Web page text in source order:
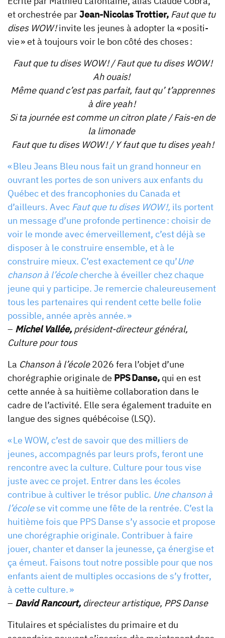
et orchestrée parJean-Nicolas Trottier, Faut que tu
dises WOW !invite les jeunes à adopter la « positi-
vie » et à toujours voir le bon côté des choses :
Faut que tu dises WOW ! / Faut que tu dises WOW !
Ah ouais!
Même quand c’est pas parfait, faut qu’ t’apprennes
à dire yeah !
Si ta journée est comme un citron plate / Fais-en de
la limonade
Faut que tu dises WOW ! / Y faut que tu dises yeah !
« Bleu Jeans Bleu nous fait un grand honneur en
ouvrant les portes de son univers aux enfants du
Québec et des francophonies du Canada et
d’ailleurs. Avec Faut que tu dises WOW !, ils portent
un message d’une profonde pertinence : choisir de
voir le monde avec émerveillement, c’est déjà se
disposer à le construire ensemble, et à le
construire mieux. C’est exactement ce qu’Une
chanson à l’écolecherche à éveiller chez chaque
jeune qui y participe. Je remercie chaleureusement
tous les partenaires qui rendent cette belle folie
possible, année après année. »
– Michel Vallée, président-directeur général,
Culture pour tous
La Chanson à l’école2026 fera l’objet d’une
chorégraphie originale de PPS Danse, qui en est
cette année à sa huitième collaboration dans le
cadre de l’activité. Elle sera également traduite en
langue des signes québécoise (LSQ).
« Le WOW, c’est de savoir que des milliers de
jeunes, accompagnés par leurs profs, feront une
rencontre avec la culture. Culture pour tous vise
juste avec ce projet. Entrer dans les écoles
contribue à cultiver le trésor public. Une chanson à
l’écolese vit comme une fête de la rentrée. C’est la
huitième fois que PPS Danse s’y associe et propose
une chorégraphie originale. Contribuer à faire
jouer, chanter et danser la jeunesse, ça énergise et
ça émeut. Faisons tout notre possible pour que nos
enfants aient de multiples occasions de s’y frotter,
à cette culture. »
– David Rancourt, directeur artistique, PPS Danse
Titulaires et spécialistes du primaire et du